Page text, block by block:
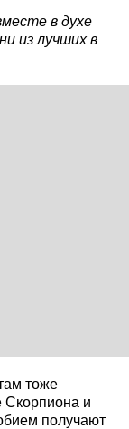
в духе
из лучших в
тоже
Скорпиона и
получают